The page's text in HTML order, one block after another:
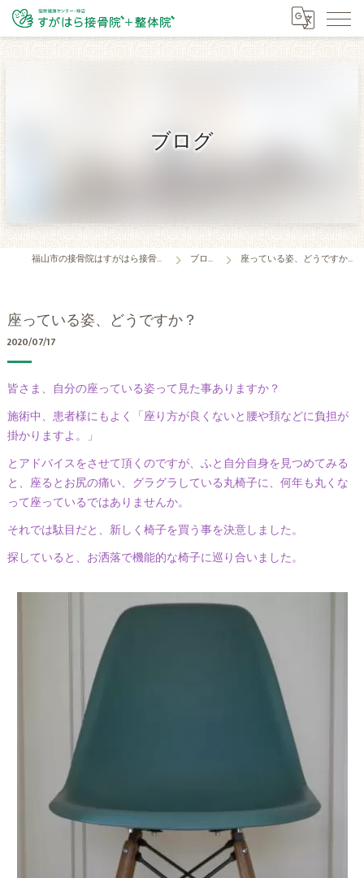
ブログ
福山市の接骨院はすがはら接骨院 ブログ 座っている姿、どうですか？
座っている姿、どうですか？
2020/07/17
皆さま、自分の座っている姿って見た事ありますか？
施術中、患者様にもよく「座り方が良くないと腰や頚などに負担が
掛かりますよ。」
とアドバイスをさせて頂くのですが、ふと自分自身を見つめてみる
と、座るとお尻の痛い、グラグラしている丸椅子に、何年も丸くな
って座っているではありませんか。
それでは駄目だと、新しく椅子を買う事を決意しました。
探していると、お洒落で機能的な椅子に巡り合いました。